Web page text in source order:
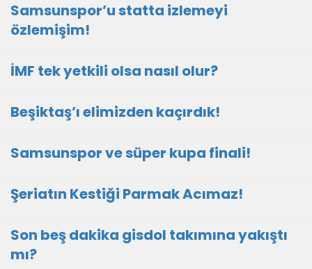
Samsunspor’u statta izlemeyi
özlemişim!
İMF tek yetkili olsa nasıl olur?
Beşiktaş’ı elimizden kaçırdık!
Samsunspor ve süper kupa finali!
Şeriatın Kestiği Parmak Acımaz!
Son beş dakika gisdol takımına yakıştı
mı?